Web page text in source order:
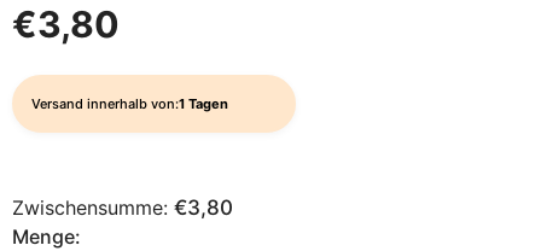
€3,80
Versand innerhalb von:1 Tagen
Zwischensumme: €3,80
Menge: